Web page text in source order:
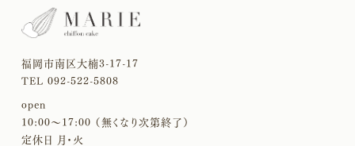
福岡市南区大楠3-17-17
TEL 092-522-5808
open
10:00〜17:00 （無くなり次第終了）
定休日 月・火